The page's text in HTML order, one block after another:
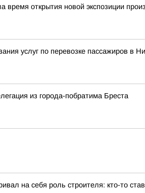
открытия новой экспозиции
услуг по перевозке пассажиров в
из города-побратима Бреста
на себя роль строителя: кто-то